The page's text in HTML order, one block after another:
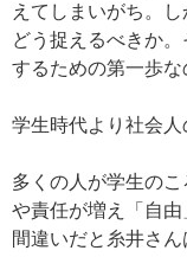
えてしまいがち。
どう捉えるべきか
するための第一歩な
学生時代より社会人
多くの人が学生の
や責任が増え「自
間違いだと糸井さん